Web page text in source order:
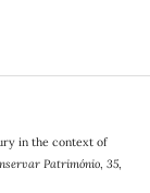
in the context of
Património, 35,